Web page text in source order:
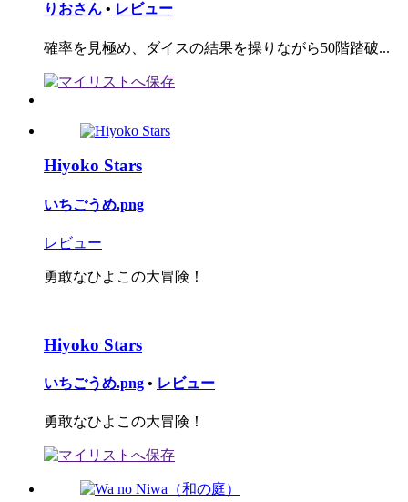
りおさん • レビュー
確率を見極め、ダイスの結果を操りながら50階踏破...
Hiyoko Stars
いちごうめ.png
レビュー
勇敢なひよこの大冒険！
Hiyoko Stars
いちごうめ.png • レビュー
勇敢なひよこの大冒険！